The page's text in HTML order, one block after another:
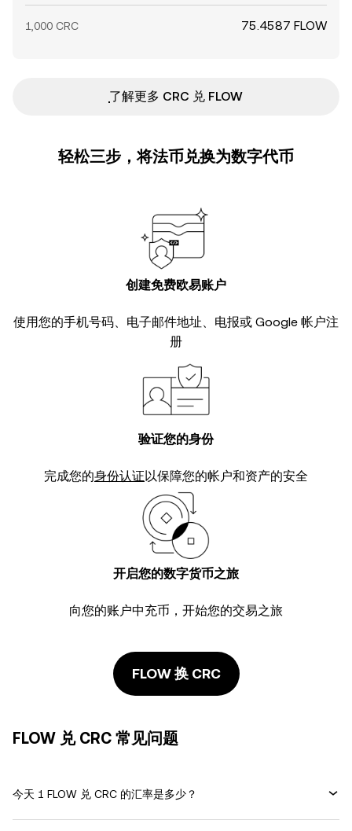
1,000 CRC 75.4587 FLOW
ִִִִִִִִִִִִִִִִִִִִִִִִִִִִִִִִִִִִִִִִִִִִִִִ了解更多 CRC 兑 FLOW
轻松三步，将法币兑换为数字代币
创建免费欧易账户
使用您的手机号码、电子邮件地址、电报或 Google 帐户注
册
验证您的身份
完成您的身份认证以保障您的帐户和资产的安全
开启您的数字货币之旅
向您的账户中充币，开始您的交易之旅
FLOW 换 CRC
FLOW 兑 CRC 常见问题
今天 1 FLOW 兑 CRC 的汇率是多少？